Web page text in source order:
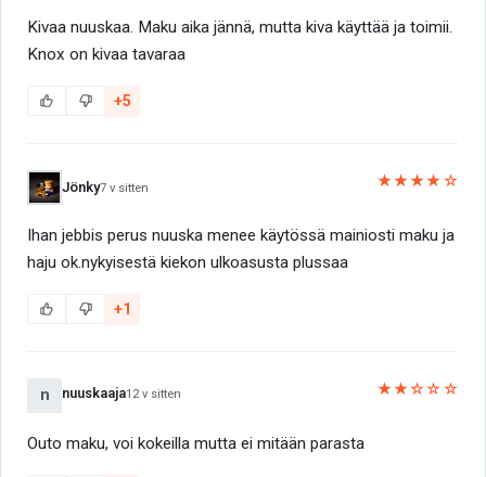
Kivaa nuuskaa. Maku aika jännä, mutta kiva käyttää ja toimii.
Knox on kivaa tavaraa
+5
Jönky7 v sitten ★★★★☆
Ihan jebbis perus nuuska menee käytössä mainiosti maku ja
haju ok.nykyisestä kiekon ulkoasusta plussaa
+1
n nuuskaaja12 v sitten ★★☆☆☆
Outo maku, voi kokeilla mutta ei mitään parasta